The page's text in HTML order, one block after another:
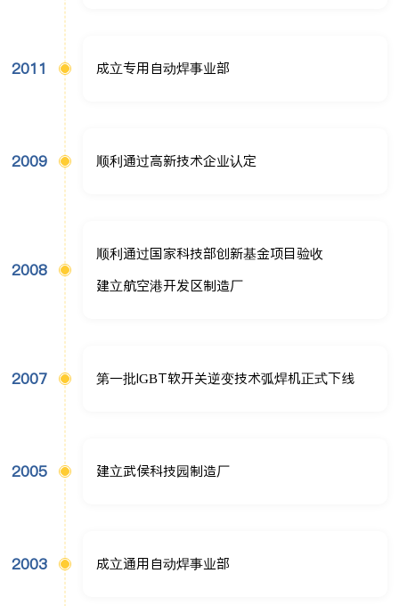
2011 成立专用自动焊事业部
2009 顺利通过高新技术企业认定
2008
顺利通过国家科技部创新基金项目验收
建立航空港开发区制造厂
2007 第一批IGBT软开关逆变技术弧焊机正式下线
2005 建立武侯科技园制造厂
2003 成立通用自动焊事业部